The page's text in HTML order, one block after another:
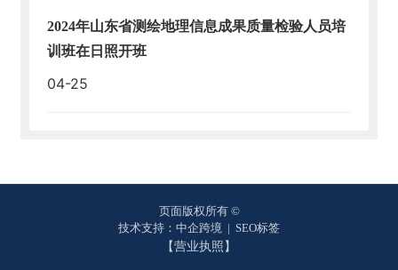
2024年山东省测绘地理信息成果质量检验人员培
训班在日照开班
04-25
页面版权所有 ©
技术支持：中企跨境 | SEO标签
【营业执照】